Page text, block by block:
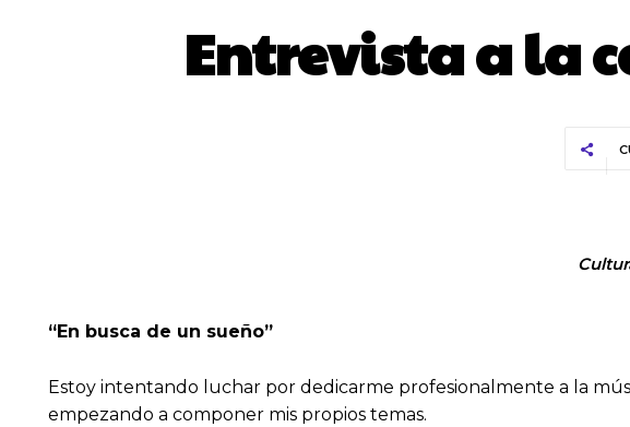
Entrevista a la
“En busca de un sueño”
Estoy intentando luchar por dedicarme profesionalmente a la
empezando a componer mis propios temas.